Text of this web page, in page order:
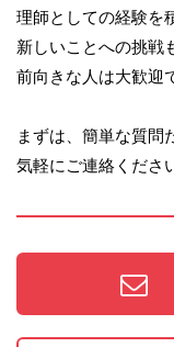
理師としての経験を
新しいことへの挑戦
前向きな人は大歓迎
まずは、簡単な質問
気軽にご連絡くださ